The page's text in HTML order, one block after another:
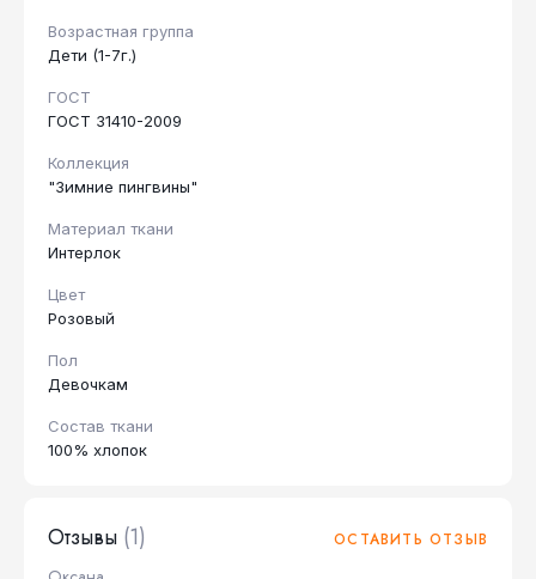
Возрастная группа
Дети (1-7г.)
ГОСТ
ГОСТ 31410-2009
Коллекция
"Зимние пингвины"
Материал ткани
Интерлок
Цвет
Розовый
Пол
Девочкам
Состав ткани
100% хлопок
Отзывы (1) ОСТАВИТЬ ОТЗЫВ